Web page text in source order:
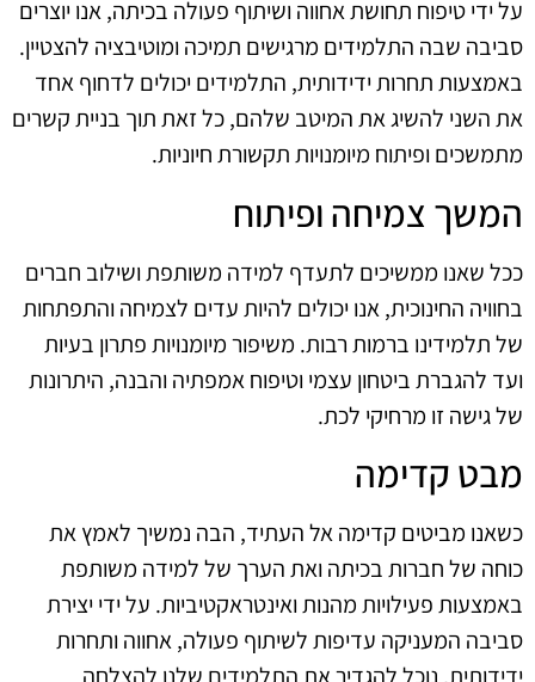
על ידי טיפוח תחושת אחווה ושיתוף פעולה בכיתה, אנו יוצרים
סביבה שבה התלמידים מרגישים תמיכה ומוטיבציה להצטיין.
באמצעות תחרות ידידותית, התלמידים יכולים לדחוף אחד
את השני להשיג את המיטב שלהם, כל זאת תוך בניית קשרים
מתמשכים ופיתוח מיומנויות תקשורת חיוניות.
המשך צמיחה ופיתוח
ככל שאנו ממשיכים לתעדף למידה משותפת ושילוב חברים
בחוויה החינוכית, אנו יכולים להיות עדים לצמיחה והתפתחות
של תלמידינו ברמות רבות. משיפור מיומנויות פתרון בעיות
ועד להגברת ביטחון עצמי וטיפוח אמפתיה והבנה, היתרונות
של גישה זו מרחיקי לכת.
מבט קדימה
כשאנו מביטים קדימה אל העתיד, הבה נמשיך לאמץ את
כוחה של חברות בכיתה ואת הערך של למידה משותפת
באמצעות פעילויות מהנות ואינטראקטיביות. על ידי יצירת
סביבה המעניקה עדיפות לשיתוף פעולה, אחווה ותחרות